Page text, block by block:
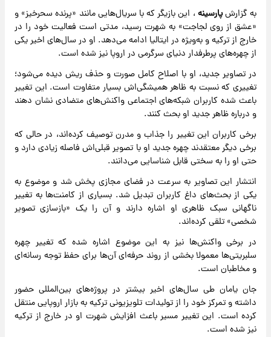
به گزارشپارسینه ، این بازیگر که با سریال‌هایی مانند «پرنده سحرخیز» و
«عشق از روی لجاجت» به شهرت رسید، مدتی است فعالیت خود را در
خارج از ترکیه و به‌ویژه در ایتالیا ادامه می‌دهد. او در سال‌های اخیر یکی
از چهره‌های پرطرفدار دنیای سرگرمی در اروپا نیز شده است.
در تصاویر جدید، او با اصلاح کامل صورت و حذف ریش دیده می‌شود؛
تغییری که نسبت به ظاهر همیشگی‌اش بسیار متفاوت است. این تغییر
باعث شده کاربران شبکه‌های اجتماعی واکنش‌های متضادی نشان دهند
و درباره ظاهر جدید او بحث کنند.
برخی کاربران این تغییر را جذاب و مدرن توصیف کرده‌اند، در حالی که
برخی دیگر معتقدند چهره جدید او با تصویر قبلی‌اش فاصله زیادی دارد و
حتی او را به سختی قابل شناسایی می‌دانند.
انتشار این تصاویر به سرعت در فضای مجازی پخش شد و موضوع به
یکی از بحث‌های داغ کاربران تبدیل شد. بسیاری از کامنت‌ها به تغییر
ناگهانی سبک ظاهری او اشاره دارند و آن را یک «بازسازی تصویر
شخصی» تلقی کرده‌اند.
در برخی واکنش‌ها نیز به این موضوع اشاره شده که تغییر چهره
سلبریتی‌ها معمولا بخشی از روند حرفه‌ای آن‌ها برای حفظ توجه رسانه‌ای
و مخاطبان است.
جان یامان طی سال‌های اخیر بیشتر در پروژه‌های بین‌المللی حضور
داشته و تمرکز خود را از تولیدات تلویزیونی ترکیه به بازار اروپایی منتقل
کرده است. این تغییر مسیر باعث افزایش شهرت او در خارج از ترکیه
نیز شده است.